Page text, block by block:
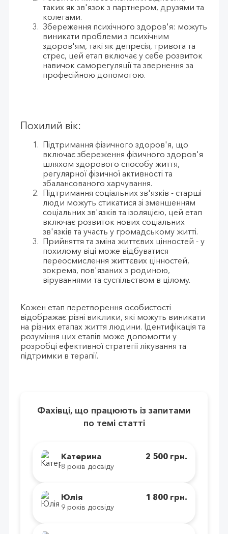
таких як зв'язок з партнером, друзями та
колегами.
Збереження психічного здоров'я: можуть
виникати проблеми з психічним
здоров'ям, такі як депресія, тривога та
стрес, цей етап включає у себе розвиток
навичок саморегуляції та звернення за
професійною допомогою.
Похилий вік:
Підтримання фізичного здоров'я, що
включає збереження фізичного здоров'я
шляхом здорового способу життя,
регулярної фізичної активності та
збалансованого харчування.
Підтримання соціальних зв'язків - старші
люди можуть стикатися зі зменшенням
соціальних зв'язків та ізоляцією, цей етап
включає розвиток нових соціальних
зв'язків та участь у громадському житті.
Прийняття та зміна життєвих цінностей - у
похилому віці може відбуватися
переосмислення життєвих цінностей,
зокрема, пов'язаних з родиною,
віруваннями та суспільством в цілому.
Кожен етап перетворення особистості
відображає різні виклики, які можуть виникати
на різних етапах життя людини. Ідентифікація та
розуміння цих етапів може допомогти у
розробці ефективної стратегії лікування та
підтримки в терапії.
Фахівці, що працюють із запитами
по темі статті
Катерина 2 500 грн.
8 років досвіду
Юлія 1 800 грн.
9 років досвіду